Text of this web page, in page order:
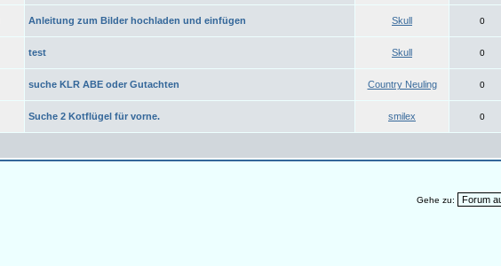
Anleitung zum Bilder hochladen und einfügen Skull 0
test Skull 0
suche KLR ABE oder Gutachten Country Neuling 0
Suche 2 Kotflügel für vorne. smilex 0
Gehe zu: